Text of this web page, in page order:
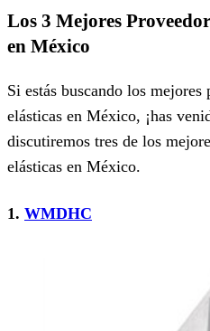
Los 3 Mejores
en México
Si estás buscando los mejores
elásticas en México, ¡has
discutiremos tres de los
elásticas en México.
1. WMDHC